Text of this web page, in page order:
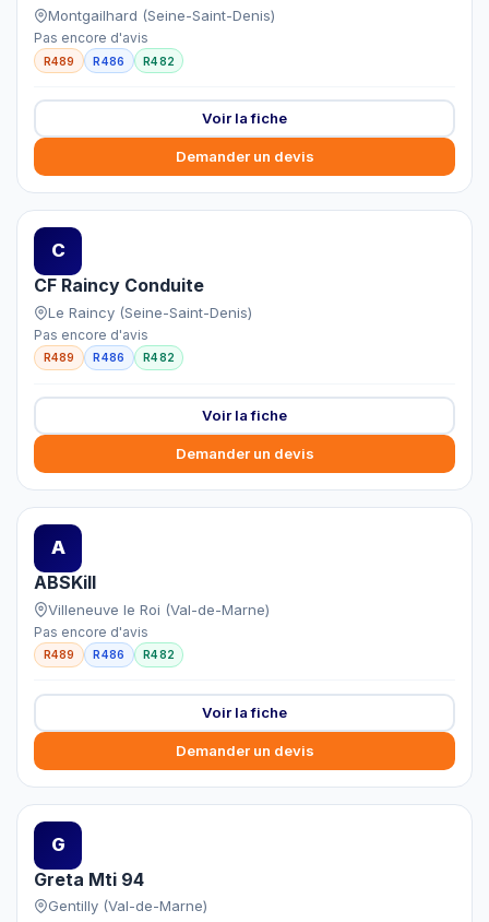
Montgailhard (Seine-Saint-Denis)
Pas encore d'avis
R489 R486 R482
Voir la fiche
Demander un devis
C
CF Raincy Conduite
Le Raincy (Seine-Saint-Denis)
Pas encore d'avis
R489 R486 R482
Voir la fiche
Demander un devis
A
ABSKill
Villeneuve le Roi (Val-de-Marne)
Pas encore d'avis
R489 R486 R482
Voir la fiche
Demander un devis
G
Greta Mti 94
Gentilly (Val-de-Marne)